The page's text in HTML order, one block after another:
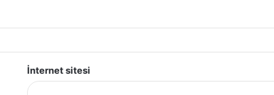
İnternet sitesi